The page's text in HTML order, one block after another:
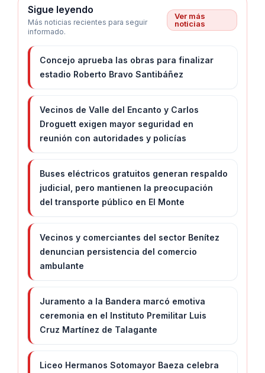
Sigue leyendo
Más noticias recientes para seguir
informado.
Ver más
noticias
Concejo aprueba las obras para finalizar
estadio Roberto Bravo Santibáñez
Vecinos de Valle del Encanto y Carlos
Droguett exigen mayor seguridad en
reunión con autoridades y policías
Buses eléctricos gratuitos generan respaldo
judicial, pero mantienen la preocupación
del transporte público en El Monte
Vecinos y comerciantes del sector Benítez
denuncian persistencia del comercio
ambulante
Juramento a la Bandera marcó emotiva
ceremonia en el Instituto Premilitar Luis
Cruz Martínez de Talagante
Liceo Hermanos Sotomayor Baeza celebra